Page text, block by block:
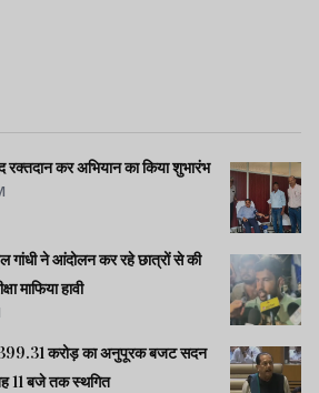
कर अभियान का किया शुभारंभ
ने आंदोलन कर रहे छात्रों से की
माफिया हावी
11 बजे तक स्थगित